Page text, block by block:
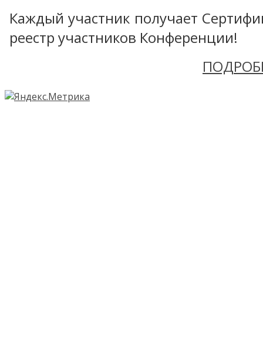
Каждый участник получает
реестр участников Конференции!